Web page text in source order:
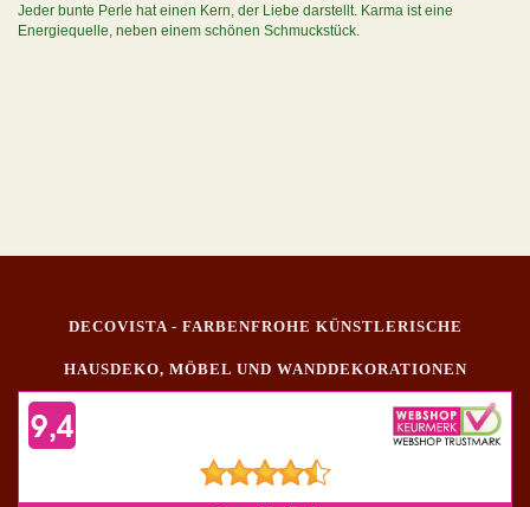
Jeder bunte Perle hat einen Kern, der Liebe darstellt. Karma ist eine
Energiequelle, neben einem schönen Schmuckstück.
DECOVISTA - FARBENFROHE KÜNSTLERISCHE
HAUSDEKO, MÖBEL UND WANDDEKORATIONEN